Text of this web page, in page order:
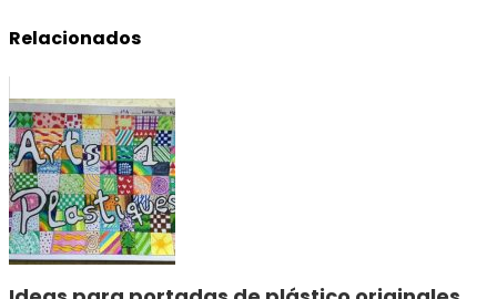
Relacionados